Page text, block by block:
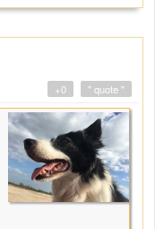
" quote "
+0